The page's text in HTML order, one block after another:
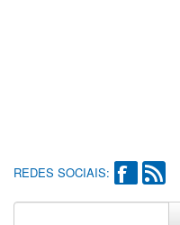
REDES SOCIAIS: